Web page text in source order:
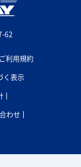
62
ご利用規約
く表示
わせ